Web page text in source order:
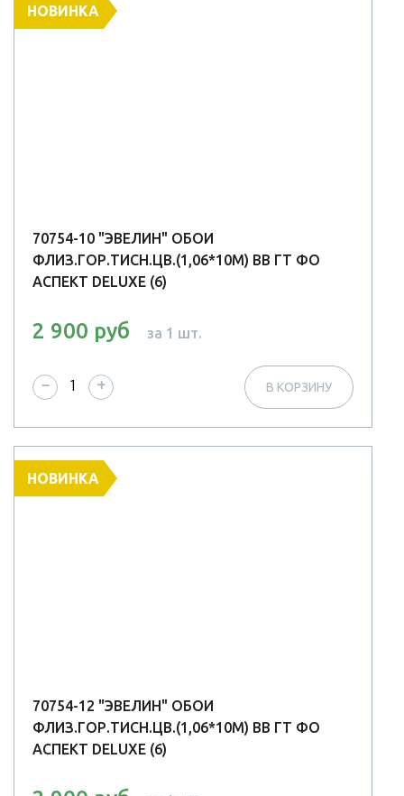
НОВИНКА
70754-10 "ЭВЕЛИН" ОБОИ
ФЛИЗ.ГОР.ТИСН.ЦВ.(1,06*10М) ВВ ГТ ФО
АСПЕКТ DELUXE (6)
2 900 руб за 1 шт.
− + В КОРЗИНУ
НОВИНКА
70754-12 "ЭВЕЛИН" ОБОИ
ФЛИЗ.ГОР.ТИСН.ЦВ.(1,06*10М) ВВ ГТ ФО
АСПЕКТ DELUXE (6)